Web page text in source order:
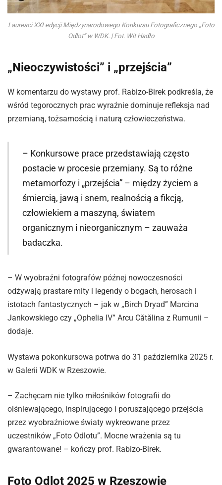
Laureaci XXI edycji Międzynarodowego Konkursu Fotograficznego „Foto
Odlot” w WDK. | Fot. Wit Hadło
„Nieoczywistości” i „przejścia”
W komentarzu do wystawy prof. Rabizo-Birek podkreśla, że
wśród tegorocznych prac wyraźnie dominuje refleksja nad
przemianą, tożsamością i naturą człowieczeństwa.
– Konkursowe prace przedstawiają często
postacie w procesie przemiany. Są to różne
metamorfozy i „przejścia” – między życiem a
śmiercią, jawą i snem, realnością a fikcją,
człowiekiem a maszyną, światem
organicznym i nieorganicznym – zauważa
badaczka.
– W wyobraźni fotografów późnej nowoczesności
odżywają prastare mity i legendy o bogach, herosach i
istotach fantastycznych – jak w „Birch Dryad” Marcina
Jankowskiego czy „Ophelia IV” Arcu Cătălina z Rumunii –
dodaje.
Wystawa pokonkursowa potrwa do 31 października 2025 r.
w Galerii WDK w Rzeszowie.
– Zachęcam nie tylko miłośników fotografii do
olśniewającego, inspirującego i poruszającego przejścia
przez wyobraźniowe światy wykreowane przez
uczestników „Foto Odlotu”. Mocne wrażenia są tu
gwarantowane! – kończy prof. Rabizo-Birek.
Foto Odlot 2025 w Rzeszowie